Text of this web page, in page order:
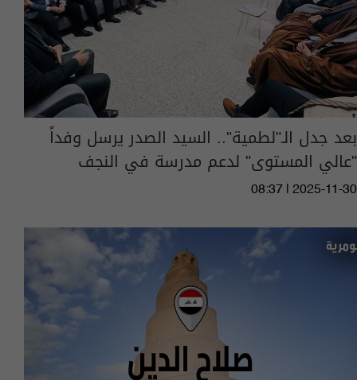
بعد جدل الـ"لطمية".. السيد الصدر يرسل وفداً
"عالي المستوى" لدعم مدرسة في النجف
08:37 | 2025-11-30